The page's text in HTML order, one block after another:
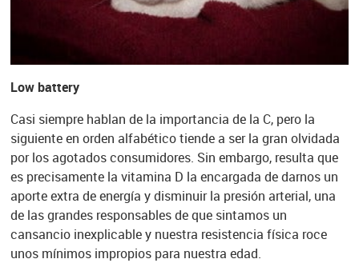
Low battery
Casi siempre hablan de la importancia de la C, pero la
siguiente en orden alfabético tiende a ser la gran olvidada
por los agotados consumidores. Sin embargo, resulta que
es precisamente la vitamina D la encargada de darnos un
aporte extra de energía y disminuir la presión arterial, una
de las grandes responsables de que sintamos un
cansancio inexplicable y nuestra resistencia física roce
unos mínimos impropios para nuestra edad.